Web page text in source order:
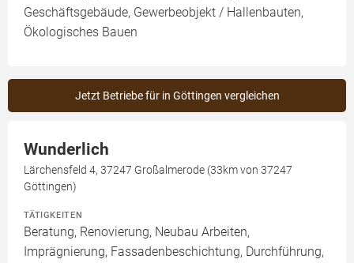
Geschäftsgebäude, Gewerbeobjekt / Hallenbauten,
Ökologisches Bauen
Jetzt Betriebe für in Göttingen vergleichen
Wunderlich
Lärchensfeld 4, 37247 Großalmerode (33km von 37247
Göttingen)
TÄTIGKEITEN
Beratung, Renovierung, Neubau Arbeiten,
Imprägnierung, Fassadenbeschichtung, Durchführung,